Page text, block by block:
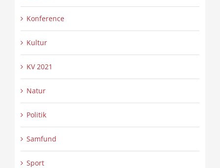
Konference
Kultur
KV 2021
Natur
Politik
Samfund
Sport